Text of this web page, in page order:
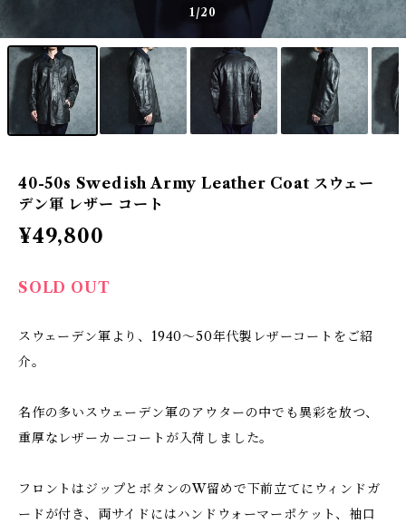
1/20
40-50s Swedish Army Leather Coat スウェー
デン軍 レザー コート
¥49,800
SOLD OUT
スウェーデン軍より、1940〜50年代製レザーコートをご紹
介。
名作の多いスウェーデン軍のアウターの中でも異彩を放つ、
重厚なレザーカーコートが入荷しました。
フロントはジップとボタンのW留めで下前立てにウィンドガ
ードが付き、両サイドにはハンドウォーマーポケット、袖口